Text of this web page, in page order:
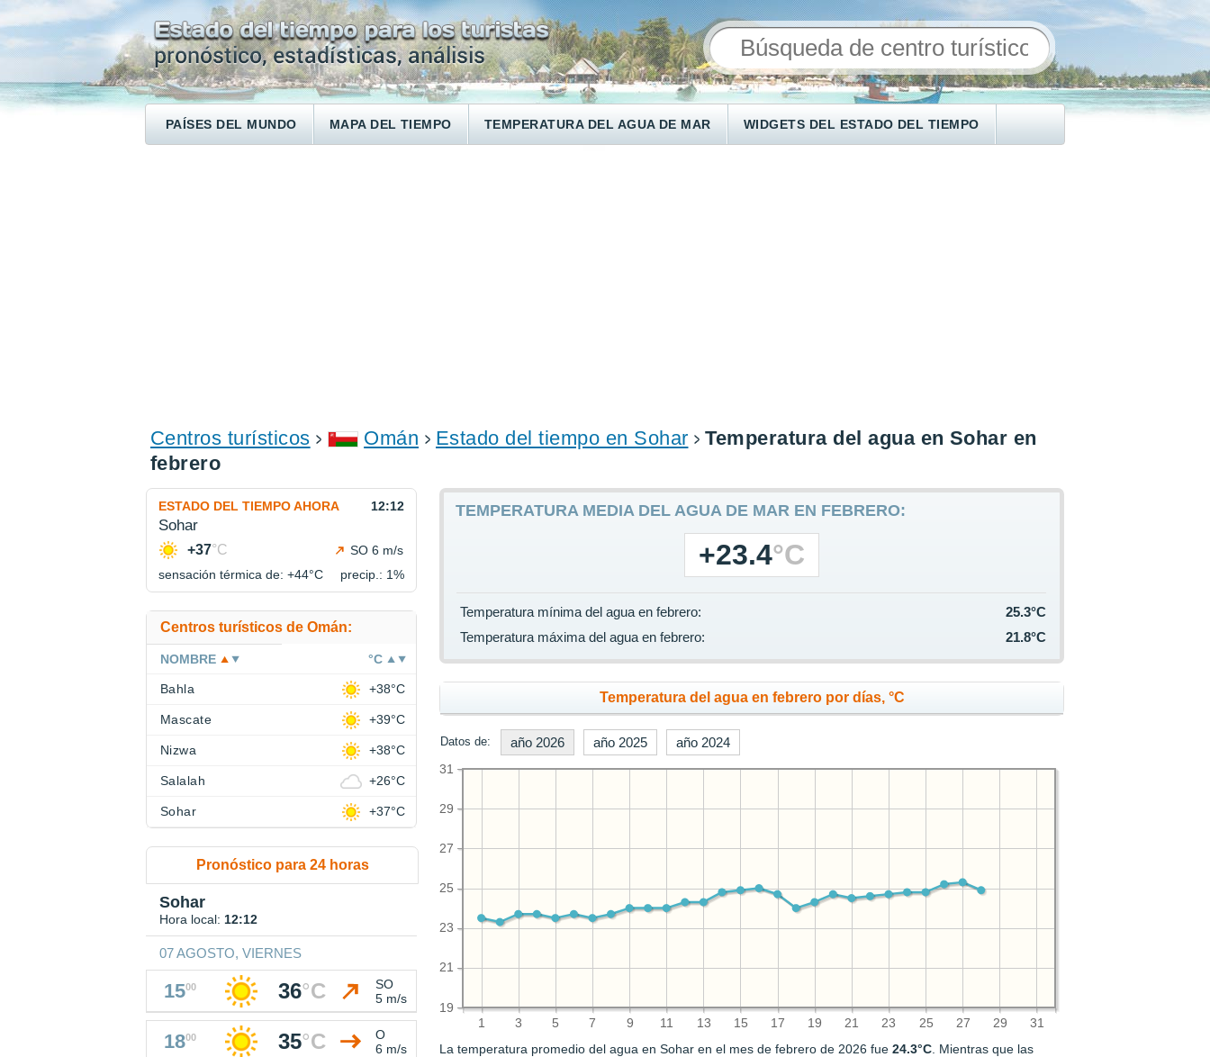
PAÍSES DEL MUNDO MAPA DEL TIEMPO TEMPERATURA DEL AGUA DE MAR WIDGETS DEL ESTADO DEL TIEMPO
Centros turísticos Omán Estado del tiempo en Sohar
Temperatura del agua en Sohar en
febrero
TEMPERATURA MEDIA DEL AGUA DE MAR EN FEBRERO:
+23.4°C
Temperatura mínima del agua en febrero:
25.3°C
Temperatura máxima del agua en febrero:
21.8°C
Temperatura del agua en febrero por días, °C
Datos de: año 2026 año 2025 año 2024
1 3 5 7 9 11 13 15 17 19 21 23 25 27 29 31
19
21
23
25
27
29
31
La temperatura promedio del agua en Sohar en el mes de febrero de 2026 fue24.3°C . Mientras que las
ESTADO DEL TIEMPO AHORA 12:12
Sohar
+37°C
SO 6 m/s
sensación térmica de: +44°C precip.: 1%
Centros turísticos de Omán:
NOMBRE °C
Bahla +38°C
Mascate +39°C
Nizwa +38°C
Salalah +26°C
Sohar +37°C
Pronóstico para 24 horas
Sohar
Hora local: 12:12
07 AGOSTO, VIERNES
1500 36°C
SO
5 m/s
1800 35°C
O
6 m/s